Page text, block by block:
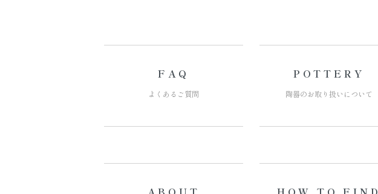
FAQ
よくあるご質問
POTTERY
陶器のお取り扱いについて